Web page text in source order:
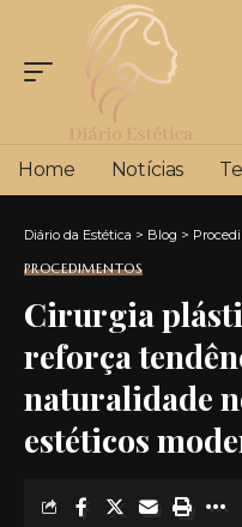
Home Notícias
Diário da Estética > Blog >
PROCEDIMENTOS
Cirurgia
reforça
naturalidade
estéticos